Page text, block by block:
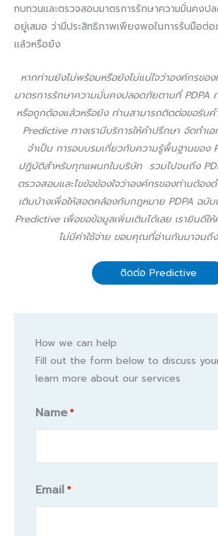
ทบทวนและตรวจสอบมาตรการรักษาความมั่นคงป
อยู่เสมอ ว่ามีประสิทธิภาพเพียงพอในการรับมือต่อ
แล้วหรือยัง
หากท่านยังไม่พร้อมหรือยังไม่แน่ใจว่าองค์กรขอ
มาตรการรักษาความมั่นคงปลอดภัยตามที่ PDPA
หรือถูกต้องแล้วหรือยัง ท่านสามารถติดต่อขอรับค
Predictive ทางเรามีบริการให้คำปรึกษา จัดทำเ
จำเป็น การอบบรมเกี่ยวกับความรู้พื้นฐานของ
ปฏิบัติสำหรับทุกแผนกในบริษัท รวมไปจนถึง
ตรวจสอบและไขข้อข้องใจว่าองค์กรของท่านต้องด
เติมบ้างเพื่อให้สอดคล้องกับกฎหมาย PDPA ฉบั
Predictive เพื่อขอข้อมูลเพิ่มเติมได้เลย เรายินดีใ
ไม่มีค่าใช้จ่าย ขอบคุณที่อ่านกันมาจนถึ
ติดต่อ Predictive
How we can help
Fill out the form below to discuss
learn more about our services
Name *
Name
Email *